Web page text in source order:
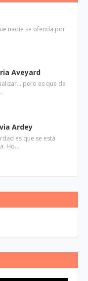
nadie se ofenda por
Aveyard
pero es que de
Ardey
es que se está
Ho…